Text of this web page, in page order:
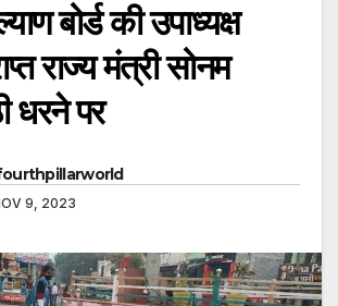
बोर्ड की उपाध्यक्ष
राज्य मंत्री सोनम
धरने पर
9, 2023